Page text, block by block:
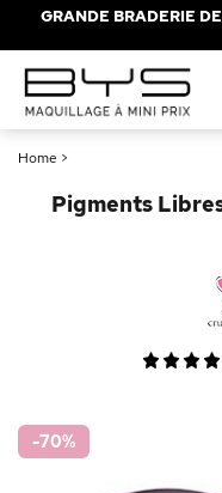
GRANDE BRADERIE
Home >
Pigments
-70%